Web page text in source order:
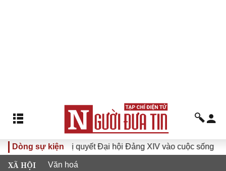
Dòng sự kiện
Đưa Nghị quyết Đại hội Đảng XIV vào cuộc sống
XÃ HỘI Văn hoá